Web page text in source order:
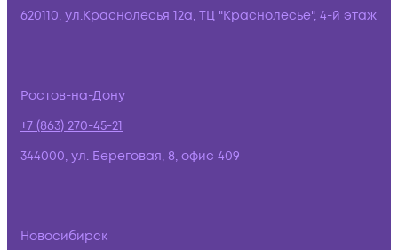
620110, ул.Краснолесья 12а, ТЦ "Краснолесье", 4-й этаж
Ростов-на-Дону
+7 (863) 270-45-21
344000, ул. Береговая, 8, офис 409
Новосибирск